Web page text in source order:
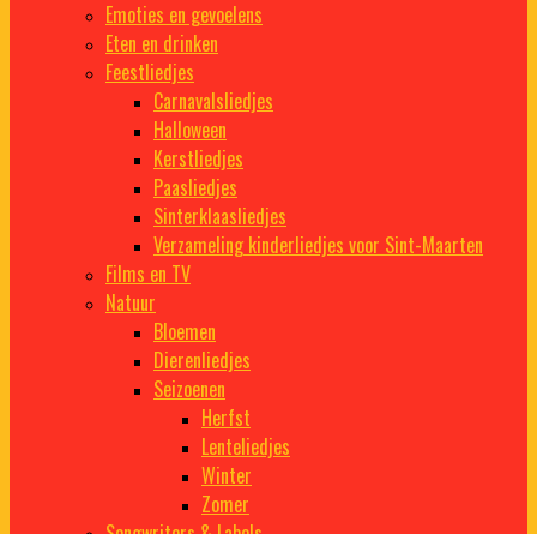
Emoties en gevoelens
Eten en drinken
Feestliedjes
Carnavalsliedjes
Halloween
Kerstliedjes
Paasliedjes
Sinterklaasliedjes
Verzameling kinderliedjes voor Sint-Maarten
Films en TV
Natuur
Bloemen
Dierenliedjes
Seizoenen
Herfst
Lenteliedjes
Winter
Zomer